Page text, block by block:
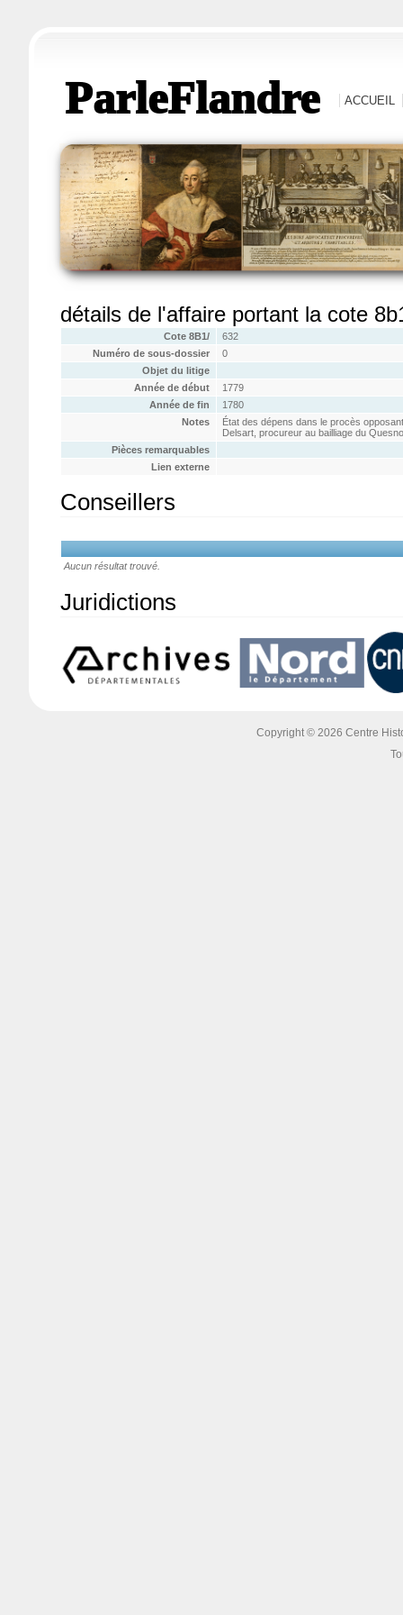
ParleFlandre ACCUEIL
détails de l'affaire portant la cote
Cote 8B1/
632
Numéro de sous-dossier
0
Objet du litige
Année de début
1779
Année de fin
1780
Notes
État des dépens dans le procès
Delsart, procureur au bailliage du
Pièces remarquables
Lien externe
Conseillers
Aucun résultat trouvé.
Juridictions
Copyright © 2026 Centre